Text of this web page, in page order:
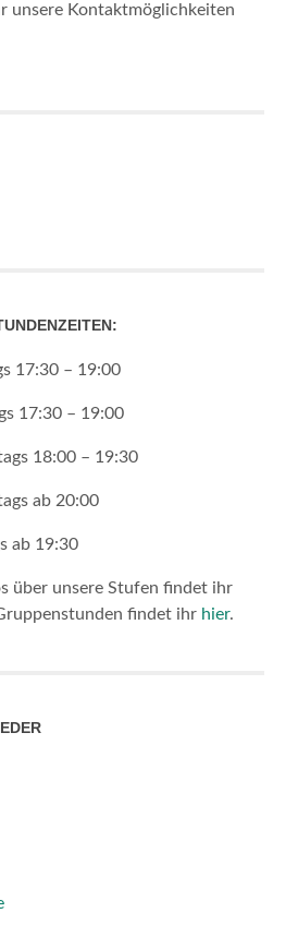
unsere Kontaktmöglichkeiten
17:30 – 19:00
– 19:00
18:00 – 19:30
ab 20:00
ab 19:30
über unsere Stufen findet ihr
findet ihr hier.